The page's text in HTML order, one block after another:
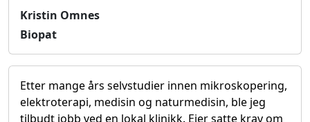
Kristin Omnes
Biopat
Etter mange års selvstudier innen mikroskopering,
elektroterapi, medisin og naturmedisin, ble jeg
tilbudt jobb ved en lokal klinikk. Eier satte krav om